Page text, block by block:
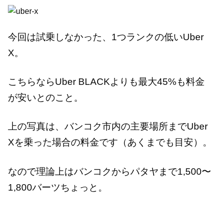
今回は試乗しなかった、1つランクの低いUber
X。
こちらならUber BLACKよりも最大45%も料金
が安いとのこと。
上の写真は、バンコク市内の主要場所までUber
Xを乗った場合の料金です（あくまでも目安）。
なので理論上はバンコクからパタヤまで1,500〜
1,800バーツちょっと。